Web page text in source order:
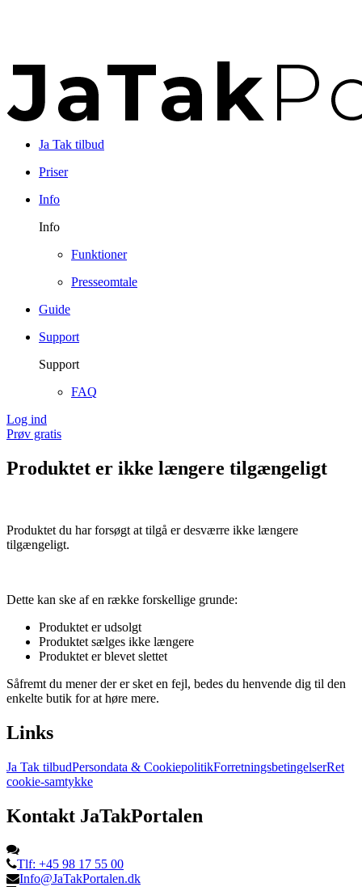
Ja Tak tilbud
Priser
Info
Info
Funktioner
Presseomtale
Guide
Support
Support
FAQ
Log ind
Prøv gratis
Produktet er ikke længere tilgængeligt
Produktet du har forsøgt at tilgå er desværre ikke længere
tilgængeligt.
Dette kan ske af en række forskellige grunde:
Produktet er udsolgt
Produktet sælges ikke længere
Produktet er blevet slettet
Såfremt du mener der er sket en fejl, bedes du henvende dig til den
enkelte butik for at høre mere.
Links
Ja Tak tilbudPersondata & CookiepolitikForretningsbetingelserRet
cookie-samtykke
Kontakt JaTakPortalen
Tlf: +45 98 17 55 00
Info@JaTakPortalen.dk